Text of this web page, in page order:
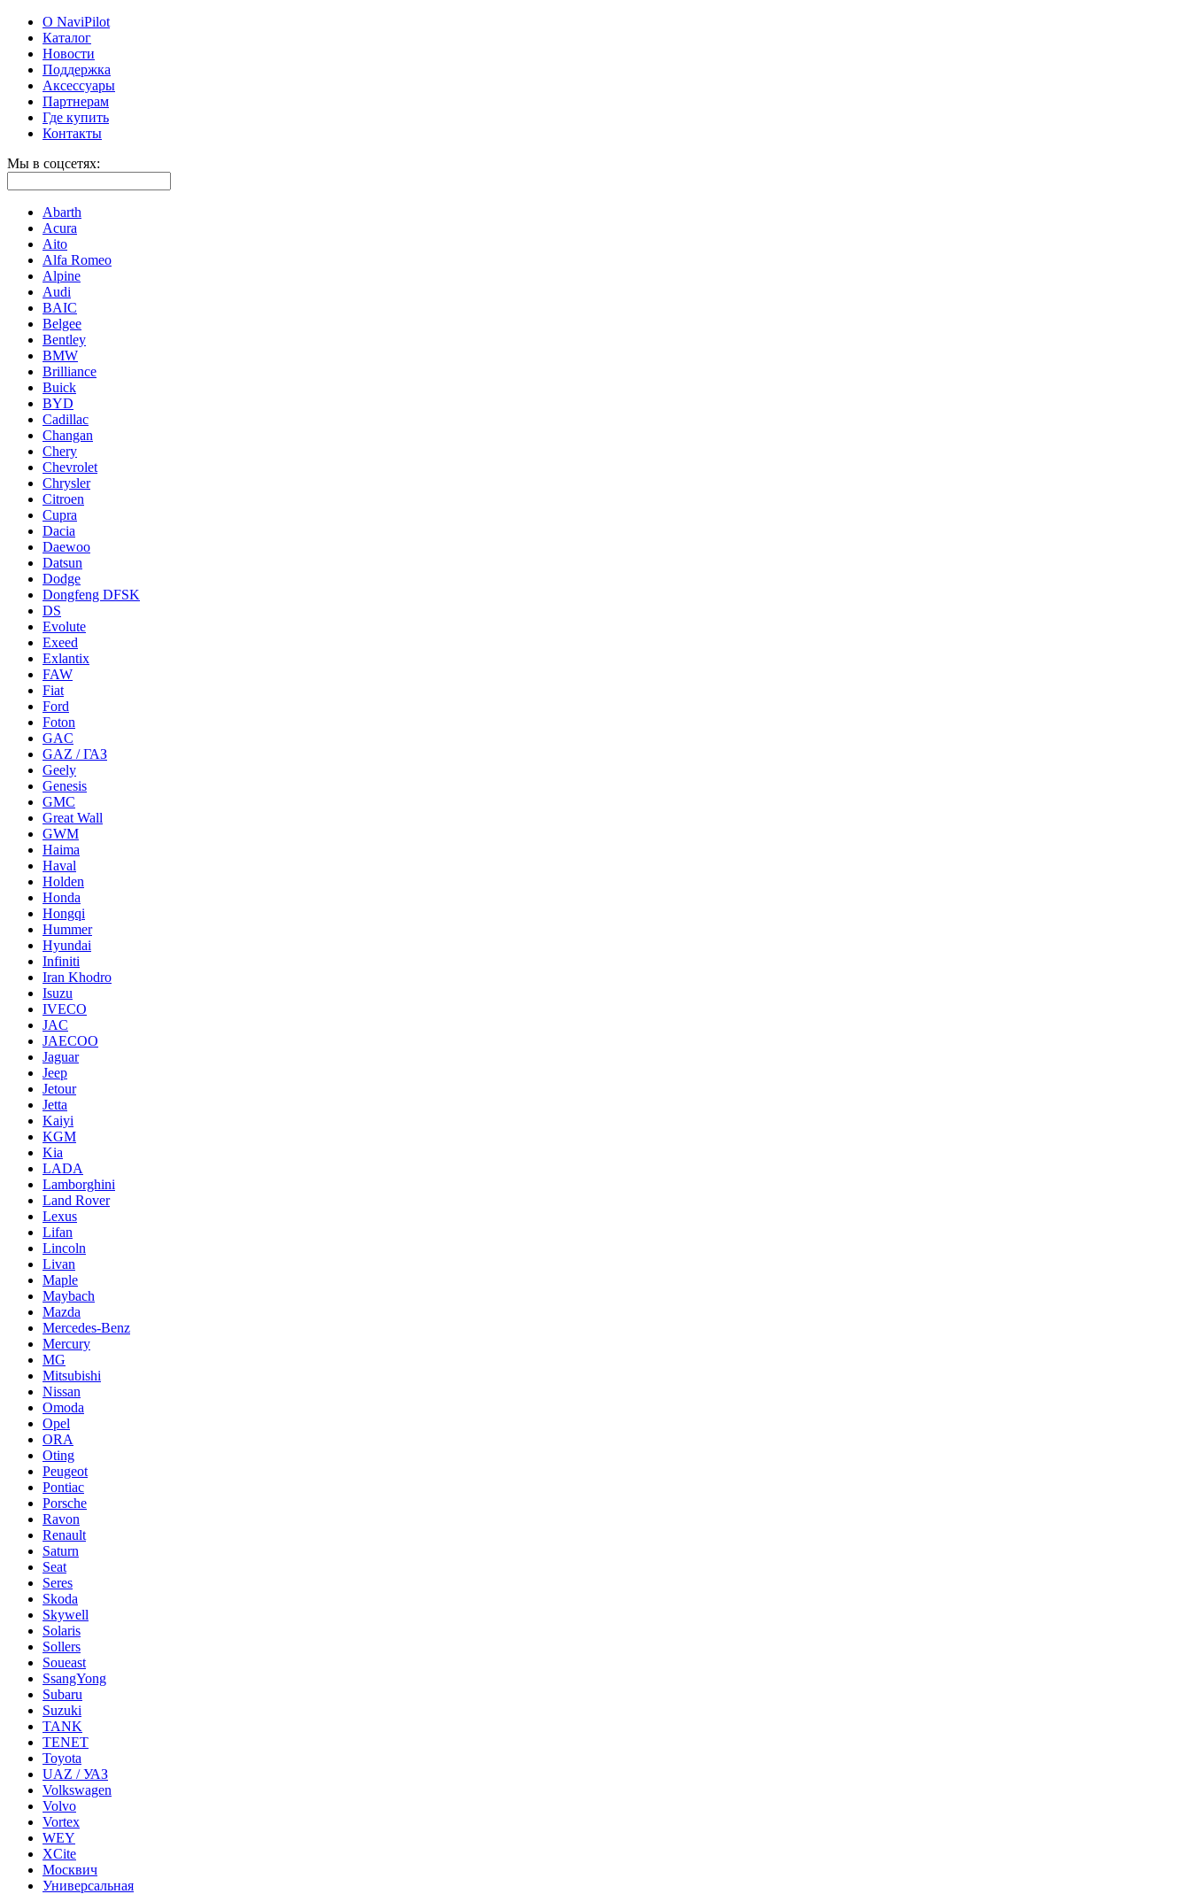
О NaviPilot
Каталог
Новости
Поддержка
Аксессуары
Партнерам
Где купить
Контакты
Мы в соцсетях:
Abarth
Acura
Aito
Alfa Romeo
Alpine
Audi
BAIC
Belgee
Bentley
BMW
Brilliance
Buick
BYD
Cadillac
Changan
Chery
Chevrolet
Chrysler
Citroen
Cupra
Dacia
Daewoo
Datsun
Dodge
Dongfeng DFSK
DS
Evolute
Exeed
Exlantix
FAW
Fiat
Ford
Foton
GAC
GAZ / ГАЗ
Geely
Genesis
GMC
Great Wall
GWM
Haima
Haval
Holden
Honda
Hongqi
Hummer
Hyundai
Infiniti
Iran Khodro
Isuzu
IVECO
JAC
JAECOO
Jaguar
Jeep
Jetour
Jetta
Kaiyi
KGM
Kia
LADA
Lamborghini
Land Rover
Lexus
Lifan
Lincoln
Livan
Maple
Maybach
Mazda
Mercedes-Benz
Mercury
MG
Mitsubishi
Nissan
Omoda
Opel
ORA
Oting
Peugeot
Pontiac
Porsche
Ravon
Renault
Saturn
Seat
Seres
Skoda
Skywell
Solaris
Sollers
Soueast
SsangYong
Subaru
Suzuki
TANK
TENET
Toyota
UAZ / УАЗ
Volkswagen
Volvo
Vortex
WEY
XCite
Москвич
Универсальная